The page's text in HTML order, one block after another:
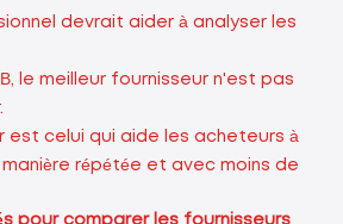
devrait aider à analyser les
le meilleur fournisseur n'est pas
est celui qui aide les acheteurs à
répétée et avec moins de
pour comparer les fournisseurs